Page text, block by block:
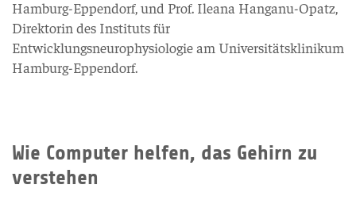
Hamburg-Eppendorf, und Prof. Ileana Hanganu-Opatz,
Direktorin des Instituts für
Entwicklungsneurophysiologie am Universitätsklinikum
Hamburg-Eppendorf.
Wie Computer helfen, das Gehirn zu
verstehen